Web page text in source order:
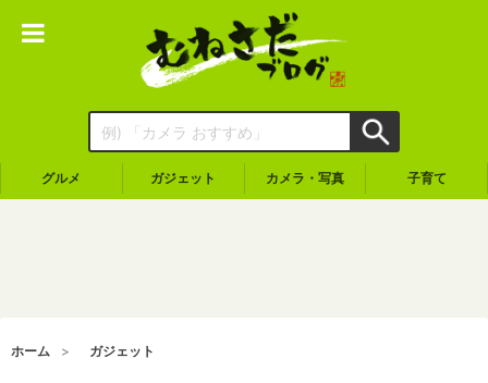
グルメ ガジェット カメラ・写真 子育て
ホーム ガジェット